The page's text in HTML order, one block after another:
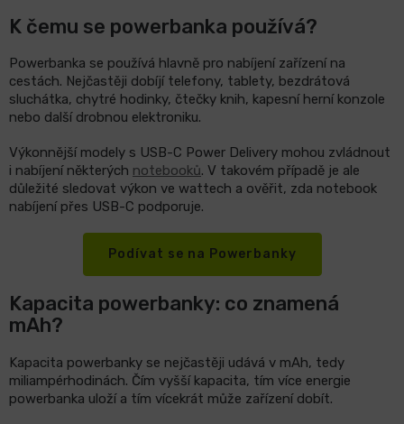
K čemu se powerbanka používá?
Powerbanka se používá hlavně pro nabíjení zařízení na
cestách. Nejčastěji dobíjí telefony, tablety, bezdrátová
sluchátka, chytré hodinky, čtečky knih, kapesní herní konzole
nebo další drobnou elektroniku.
Výkonnější modely s USB-C Power Delivery mohou zvládnout
i nabíjení některých notebooků. V takovém případě je ale
důležité sledovat výkon ve wattech a ověřit, zda notebook
nabíjení přes USB-C podporuje.
Podívat se na Powerbanky
Kapacita powerbanky: co znamená
mAh?
Kapacita powerbanky se nejčastěji udává v mAh, tedy
miliampérhodinách. Čím vyšší kapacita, tím více energie
powerbanka uloží a tím vícekrát může zařízení dobít.